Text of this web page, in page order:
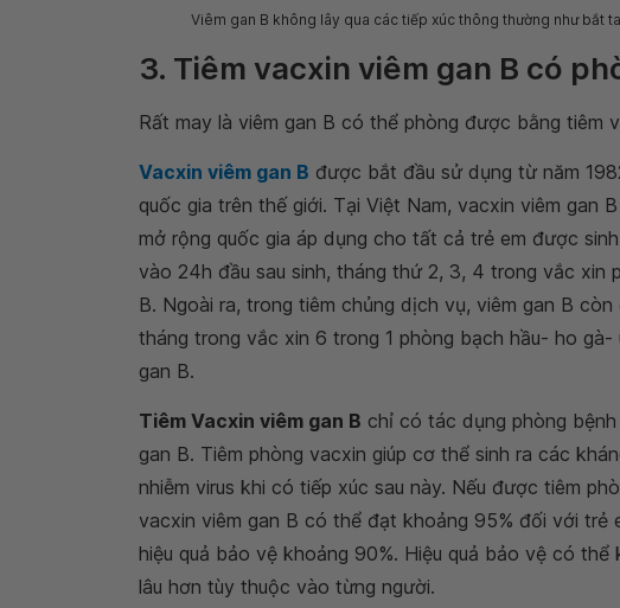
Viêm gan B không lây qua các tiếp xúc thông thường như bắt
3. Tiêm vacxin viêm gan B có
Rất may là viêm gan B có thể phòng được bằng tiêm
Vacxin viêm gan B được bắt đầu sử dụng từ năm
quốc gia trên thế giới. Tại Việt Nam, vacxin viêm gan
mở rộng quốc gia áp dụng cho tất cả trẻ em được
vào 24h đầu sau sinh, tháng thứ 2, 3, 4 trong vắc xin
B. Ngoài ra, trong tiêm chủng dịch vụ, viêm gan B
tháng trong vắc xin 6 trong 1 phòng bạch hầu- ho
gan B.
Tiêm Vacxin viêm gan B chỉ có tác dụng phòng
gan B. Tiêm phòng vacxin giúp cơ thể sinh ra các
nhiễm virus khi có tiếp xúc sau này. Nếu được tiêm
vacxin viêm gan B có thể đạt khoảng 95% đối với
hiệu quả bảo vệ khoảng 90%. Hiệu quả bảo vệ có
lâu hơn tùy thuộc vào từng người.